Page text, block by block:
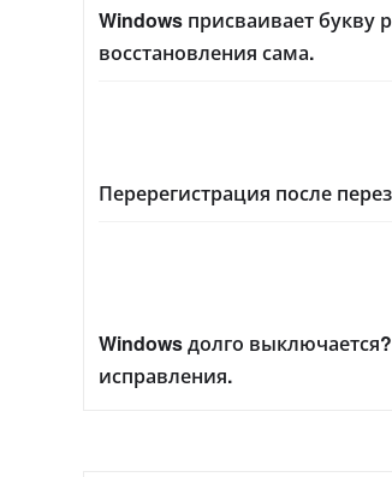
Windows присваивает букву
восстановления сама.
Перерегистрация после
Windows долго
исправления.